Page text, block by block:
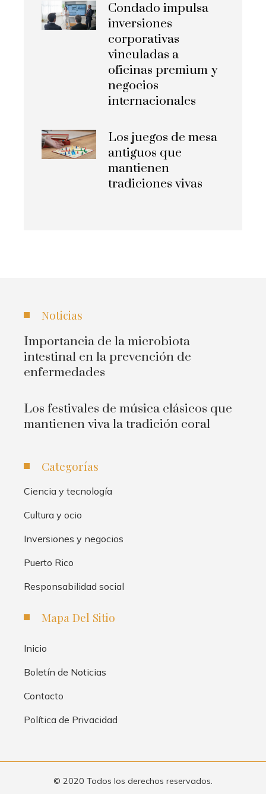
Condado impulsa
inversiones
corporativas
vinculadas a
oficinas premium y
negocios
internacionales
Los juegos de mesa
antiguos que
mantienen
tradiciones vivas
Noticias
Importancia de la microbiota
intestinal en la prevención de
enfermedades
Los festivales de música clásicos que
mantienen viva la tradición coral
Categorías
Ciencia y tecnología
Cultura y ocio
Inversiones y negocios
Puerto Rico
Responsabilidad social
Mapa Del Sitio
Inicio
Boletín de Noticias
Contacto
Política de Privacidad
© 2020 Todos los derechos reservados.